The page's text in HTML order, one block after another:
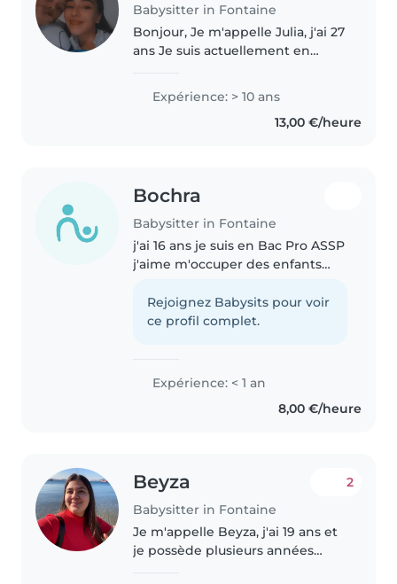
Babysitter in Fontaine
Bonjour, Je m'appelle Julia, j'ai 27
ans Je suis actuellement en
également en centre de loisir les
mercredis avec les 3/5 ans et les
Expérience: > 10 ans
13,00 €/heure
Bochra
Babysitter in Fontaine
j'ai 16 ans je suis en Bac Pro ASSP
j'aime m'occuper des enfants
grande sœur de 2 sœur et 1petit
frère je suis à l'écoute
Rejoignez Babysits pour voir
ce profil complet.
Expérience: < 1 an
8,00 €/heure
Beyza
Babysitter in Fontaine
2
Je m'appelle Beyza, j'ai 19 ans et
je possède plusieurs années